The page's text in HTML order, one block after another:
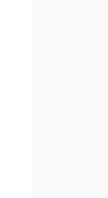
Ce 15
inaugurés